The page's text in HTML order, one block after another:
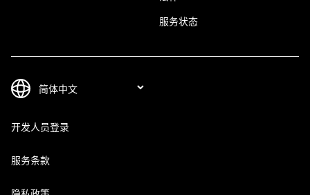
服务状态
开发人员登录
服务条款